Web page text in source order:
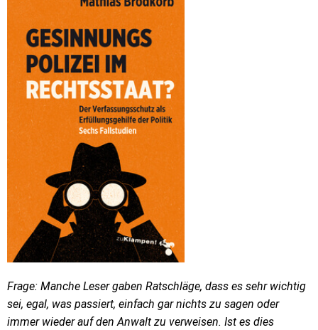
Frage: Manche Leser gaben Ratschläge, dass es sehr wichtig
sei, egal, was passiert, einfach gar nichts zu sagen oder
immer wieder auf den Anwalt zu verweisen. Ist es dies